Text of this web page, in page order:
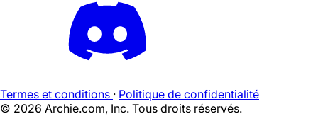
Termes et conditions · Politique de confidentialité
© 2026 Archie.com, Inc. Tous droits réservés.